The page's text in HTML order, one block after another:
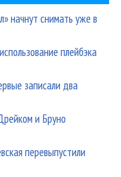
начнут снимать уже в
плейбэка
записали два
и Бруно
перевыпустили